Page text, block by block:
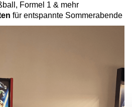
Formel 1 & mehr
für entspannte Sommerabende